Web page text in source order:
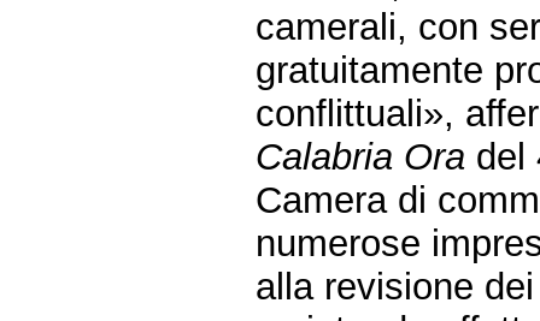
camerali, con
gratuitamente
conflittuali»,
Calabria Ora del
Camera di
numerose
alla revisione